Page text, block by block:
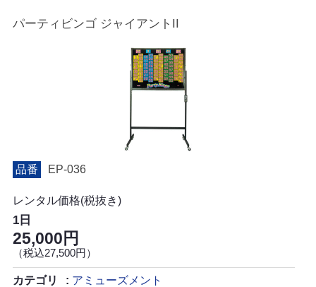
パーティビンゴ ジャイアントII
品番 EP-036
レンタル価格(税抜き)
1日
25,000円
（税込27,500円）
カテゴリ アミューズメント